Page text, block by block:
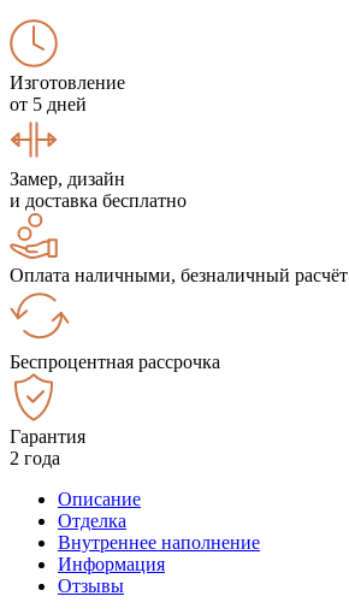
Изготовление
от 5 дней
Замер, дизайн
и доставка бесплатно
Оплата наличными, безналичный расчёт
Беспроцентная рассрочка
Гарантия
2 года
Описание
Отделка
Внутреннее наполнение
Информация
Отзывы